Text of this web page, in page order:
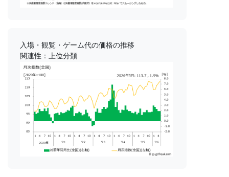
入場・観覧・ゲーム代の価格の推移
関連性：上位分類